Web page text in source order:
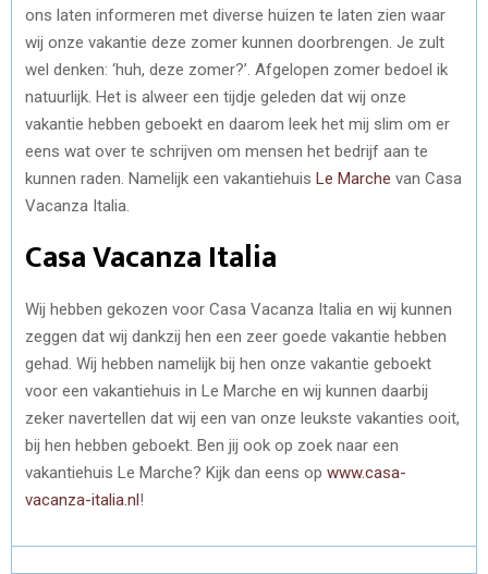
ons laten informeren met diverse huizen te laten zien waar
wij onze vakantie deze zomer kunnen doorbrengen. Je zult
wel denken: ‘huh, deze zomer?’. Afgelopen zomer bedoel ik
natuurlijk. Het is alweer een tijdje geleden dat wij onze
vakantie hebben geboekt en daarom leek het mij slim om er
eens wat over te schrijven om mensen het bedrijf aan te
kunnen raden. Namelijk een vakantiehuis Le Marche van Casa
Vacanza Italia.
Casa Vacanza Italia
Wij hebben gekozen voor Casa Vacanza Italia en wij kunnen
zeggen dat wij dankzij hen een zeer goede vakantie hebben
gehad. Wij hebben namelijk bij hen onze vakantie geboekt
voor een vakantiehuis in Le Marche en wij kunnen daarbij
zeker navertellen dat wij een van onze leukste vakanties ooit,
bij hen hebben geboekt. Ben jij ook op zoek naar een
vakantiehuis Le Marche? Kijk dan eens op www.casa-
vacanza-italia.nl!